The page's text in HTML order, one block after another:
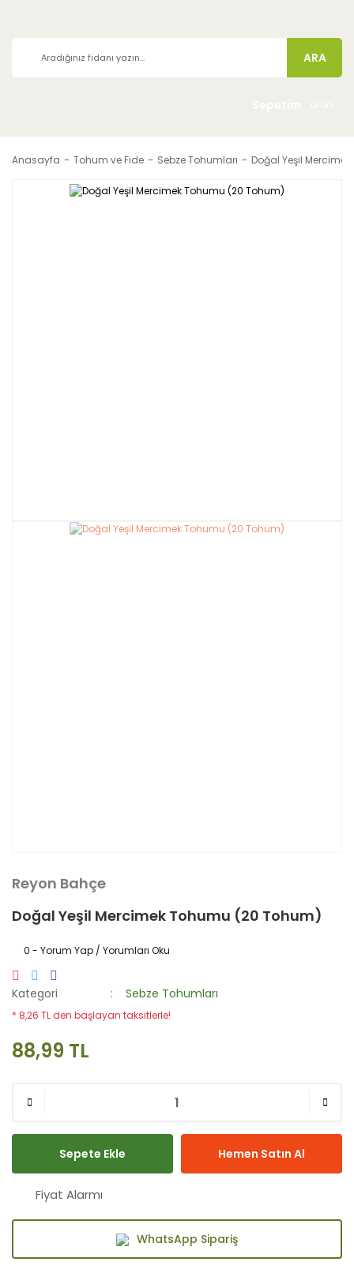
ARA
Anasayfa Tohum ve Fide Sebze Tohumları Doğal Yeşil
Reyon Bahçe
Doğal Yeşil Mercimek Tohumu (20 Tohum)
0 - Yorum Yap / Yorumları Oku
Kategori Sebze Tohumları
* 8,26 TL den başlayan taksitlerle!
88,99 TL
Sepete Ekle Hemen Satın Al
Fiyat Alarmı
WhatsApp Sipariş